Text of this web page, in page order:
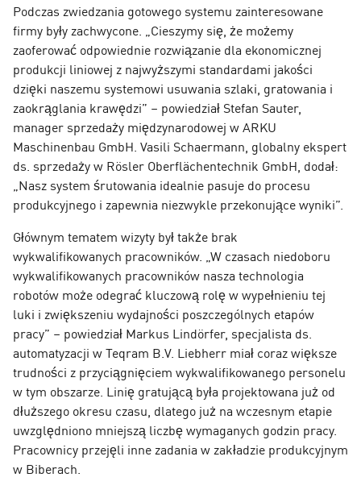
Podczas zwiedzania gotowego systemu zainteresowane
firmy były zachwycone. „Cieszymy się, że możemy
zaoferować odpowiednie rozwiązanie dla ekonomicznej
produkcji liniowej z najwyższymi standardami jakości
dzięki naszemu systemowi usuwania szlaki, gratowania i
zaokrąglania krawędzi” – powiedział Stefan Sauter,
manager sprzedaży międzynarodowej w ARKU
Maschinenbau GmbH. Vasili Schaermann, globalny ekspert
ds. sprzedaży w Rösler Oberflächentechnik GmbH, dodał:
„Nasz system śrutowania idealnie pasuje do procesu
produkcyjnego i zapewnia niezwykle przekonujące wyniki”.
Głównym tematem wizyty był także brak
wykwalifikowanych pracowników. „W czasach niedoboru
wykwalifikowanych pracowników nasza technologia
robotów może odegrać kluczową rolę w wypełnieniu tej
luki i zwiększeniu wydajności poszczególnych etapów
pracy” – powiedział Markus Lindörfer, specjalista ds.
automatyzacji w Teqram B.V. Liebherr miał coraz większe
trudności z przyciągnięciem wykwalifikowanego personelu
w tym obszarze. Linię gratującą była projektowana już od
dłuższego okresu czasu, dlatego już na wczesnym etapie
uwzględniono mniejszą liczbę wymaganych godzin pracy.
Pracownicy przejęli inne zadania w zakładzie produkcyjnym
w Biberach.